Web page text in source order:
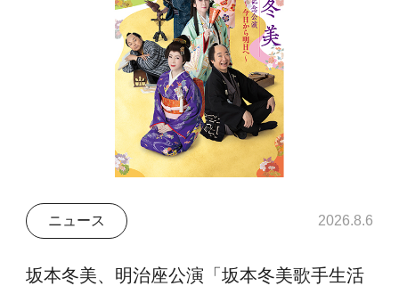
ニュース 2026.8.6
坂本冬美、明治座公演「坂本冬美歌手生活